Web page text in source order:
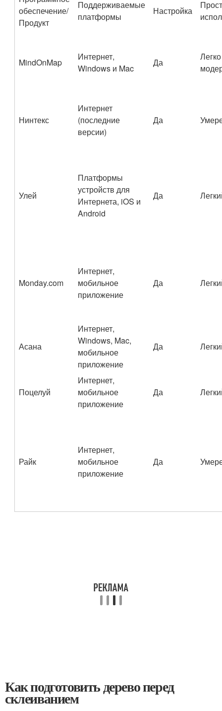
обеспечение/
Продукт
Поддерживаемые
платформы
Настройка
MindOnMap
Интернет,
Windows и Mac
Да
Легко
Нинтекс
Интернет
(последние
версии)
Да
Улей
Платформы
устройств для
Интернета, iOS и
Android
Да
Monday.com
Интернет,
мобильное
приложение
Да
Асана
Интернет,
Windows, Mac,
мобильное
приложение
Да
Поцелуй
Интернет,
мобильное
приложение
Да
Райк
Интернет,
мобильное
приложение
Да
Как подготовить дерево перед
склеиванием